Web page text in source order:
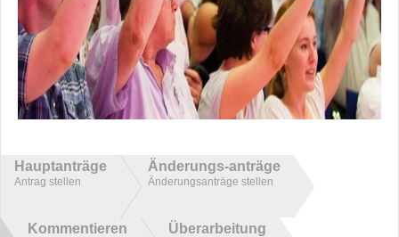
Hauptanträge
Antrag stellen
Änderungs-anträge
Änderungsanträge stellen
Kommentieren Überarbeitung